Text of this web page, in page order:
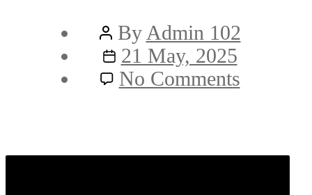
Post
author
By Admin 102
Post
date
21 May, 2025
No Commentson